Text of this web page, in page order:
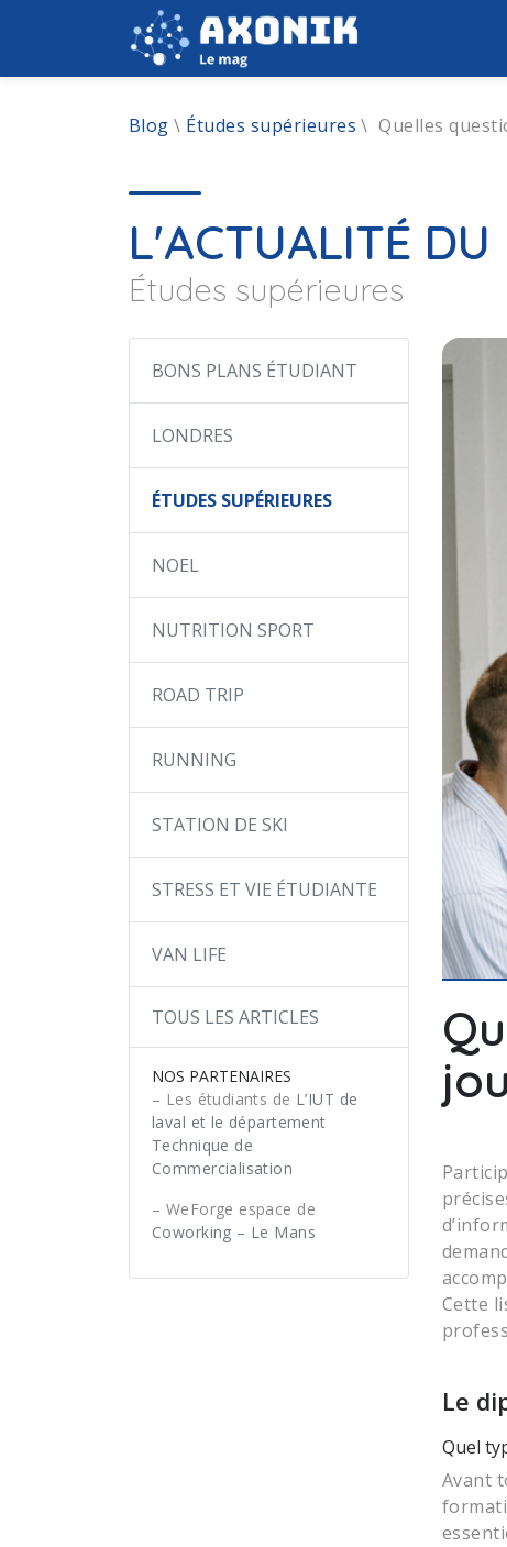
Blog \ Études supérieures \ Quelles
L'ACTUALITÉ DU
Études supérieures
BONS PLANS ÉTUDIANT
LONDRES
ÉTUDES SUPÉRIEURES
NOEL
NUTRITION SPORT
ROAD TRIP
RUNNING
STATION DE SKI
STRESS ET VIE ÉTUDIANTE
VAN LIFE
TOUS LES ARTICLES
NOS PARTENAIRES
– Les étudiants de L’IUT de
laval et le département
Technique de
Commercialisation
– WeForge espace de
Coworking – Le Mans
Cette
Le
Quel
Avant